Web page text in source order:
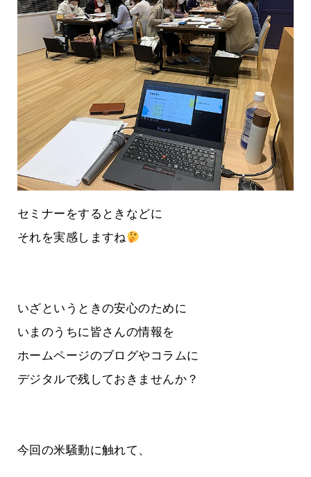
セミナーをするときなどに
それを実感しますね
いざというときの安心のために
いまのうちに皆さんの情報を
ホームページのブログやコラムに
デジタルで残しておきませんか？
今回の米騒動に触れて、